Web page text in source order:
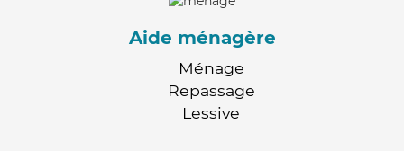
Aide ménagère
Ménage
Repassage
Lessive